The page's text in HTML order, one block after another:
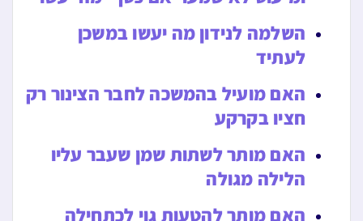
השלמה לנידון מה יעשו במשכן
לעתיד
האם מועיל בהמשכה לחבר הצינור רק
חציו בקרקע
האם מותר לשתות שמן שעבר עליו
הלילה מגולה
האם מותר להטעות גוי לכתחילה